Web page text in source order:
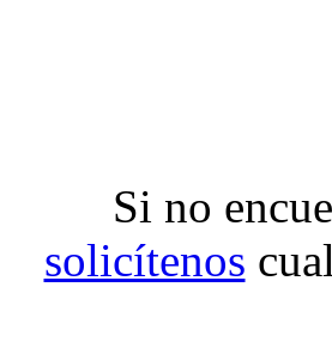
Si no
solicítenos